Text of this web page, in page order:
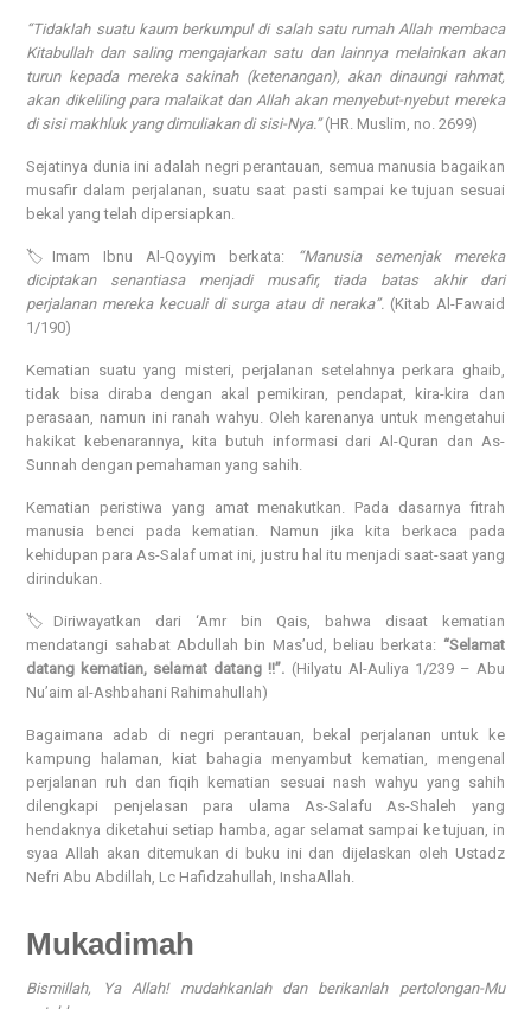
“Tidaklah suatu kaum berkumpul di salah satu rumah Allah membaca
Kitabullah dan saling mengajarkan satu dan lainnya melainkan akan
turun kepada mereka sakinah (ketenangan), akan dinaungi rahmat,
akan dikeliling para malaikat dan Allah akan menyebut-nyebut mereka
di sisi makhluk yang dimuliakan di sisi-Nya.”(HR. Muslim, no. 2699)
Sejatinya dunia ini adalah negri perantauan, semua manusia bagaikan
musafir dalam perjalanan, suatu saat pasti sampai ke tujuan sesuai
bekal yang telah dipersiapkan.
🏷️Imam Ibnu Al-Qoyyim berkata:
“Manusia semenjak mereka
diciptakan senantiasa menjadi musafir, tiada batas akhir dari
perjalanan mereka kecuali di surga atau di neraka”. (Kitab Al-Fawaid
1/190)
Kematian suatu yang misteri, perjalanan setelahnya perkara ghaib,
tidak bisa diraba dengan akal pemikiran, pendapat, kira-kira dan
perasaan, namun ini ranah wahyu. Oleh karenanya untuk mengetahui
hakikat kebenarannya, kita butuh informasi dari Al-Quran dan As-
Sunnah dengan pemahaman yang sahih.
Kematian peristiwa yang amat menakutkan. Pada dasarnya fitrah
manusia benci pada kematian. Namun jika kita berkaca pada
kehidupan para As-Salaf umat ini, justru hal itu menjadi saat-saat yang
dirindukan.
🏷️Diriwayatkan dari ‘Amr bin Qais, bahwa disaat kematian
mendatangi sahabat Abdullah bin Mas’ud, beliau berkata: “Selamat
datang kematian, selamat datang !!”. (Hilyatu Al-Auliya 1/239 – Abu
Nu’aim al-Ashbahani Rahimahullah)
Bagaimana adab di negri perantauan, bekal perjalanan untuk ke
kampung halaman, kiat bahagia menyambut kematian, mengenal
perjalanan ruh dan fiqih kematian sesuai nash wahyu yang sahih
dilengkapi penjelasan para ulama As-Salafu As-Shaleh yang
hendaknya diketahui setiap hamba, agar selamat sampai ke tujuan, in
syaa Allah akan ditemukan di buku ini dan dijelaskan oleh Ustadz
Nefri Abu Abdillah, Lc Hafidzahullah, InshaAllah.
Mukadimah
Bismillah, Ya Allah! mudahkanlah dan berikanlah pertolongan-Mu